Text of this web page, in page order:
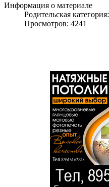
Информация о материале
Родительская категория:
Просмотров: 4241